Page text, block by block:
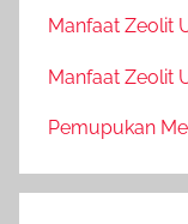
Manfaat Zeolit
Manfaat Zeolit
Pemupukan